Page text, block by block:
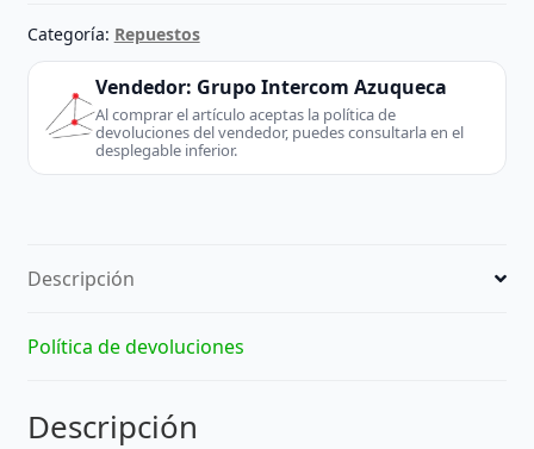
-
Longshine
(Desktop
Server)
cantidad
Categoría: Repuestos
Vendedor: Grupo Intercom Azuqueca
Al comprar el artículo aceptas la política de
devoluciones del vendedor, puedes consultarla en el
desplegable inferior.
Descripción
Política de devoluciones
Descripción